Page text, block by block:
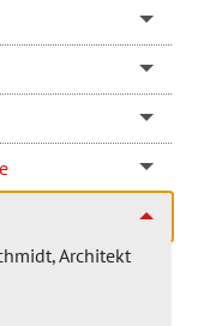
Architekt